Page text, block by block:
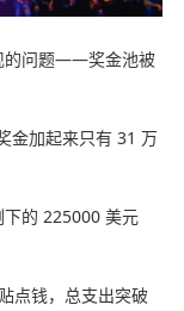
的问题——奖金池被
金加起来只有 31 万
的 225000 美元
点钱，总支出突破